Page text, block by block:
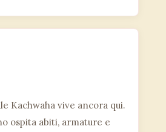
Kachwaha vive ancora qui.
ospita abiti, armature e